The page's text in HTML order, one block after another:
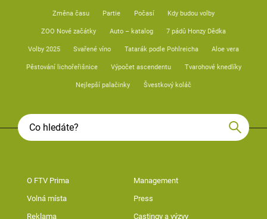
Změna času Partie Počasí Kdy budou volby
ZOO Nové začátky Auto – katalog 7 pádů Honzy Dědka
Volby 2025 Svařené víno Tatarák podle Pohlreicha Aloe vera
Pěstování lichořeřišnice Výpočet ascendentu Tvarohové knedlíky
Nejlepší palačinky Švestkový koláč
O FTV Prima Management
Volná místa Press
Reklama Castingy a výzvy